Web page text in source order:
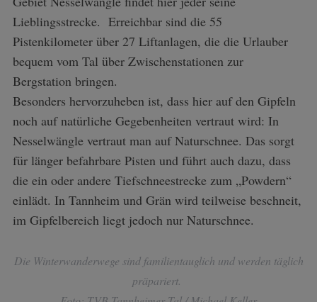
Lieblingsstrecke. Erreichbar sind die 55
Pistenkilometer über 27 Liftanlagen, die die Urlauber
bequem vom Tal über Zwischenstationen zur
Bergstation bringen.
Besonders hervorzuheben ist, dass hier auf den Gipfeln
noch auf natürliche Gegebenheiten vertraut wird: In
Nesselwängle vertraut man auf Naturschnee. Das sorgt
für länger befahrbare Pisten und führt auch dazu, dass
die ein oder andere Tiefschneestrecke zum „Powdern“
einlädt. In Tannheim und Grän wird teilweise beschneit,
im Gipfelbereich liegt jedoch nur Naturschnee.
Die Winterwanderwege sind familientauglich und werden täglich
präpariert.